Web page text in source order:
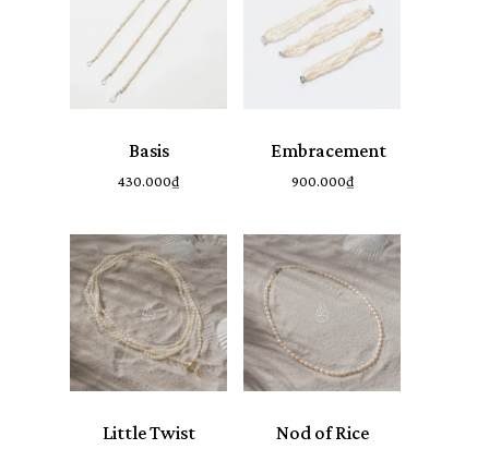
Basis
430.000₫
Embracement
900.000₫
Little Twist Nod of Rice